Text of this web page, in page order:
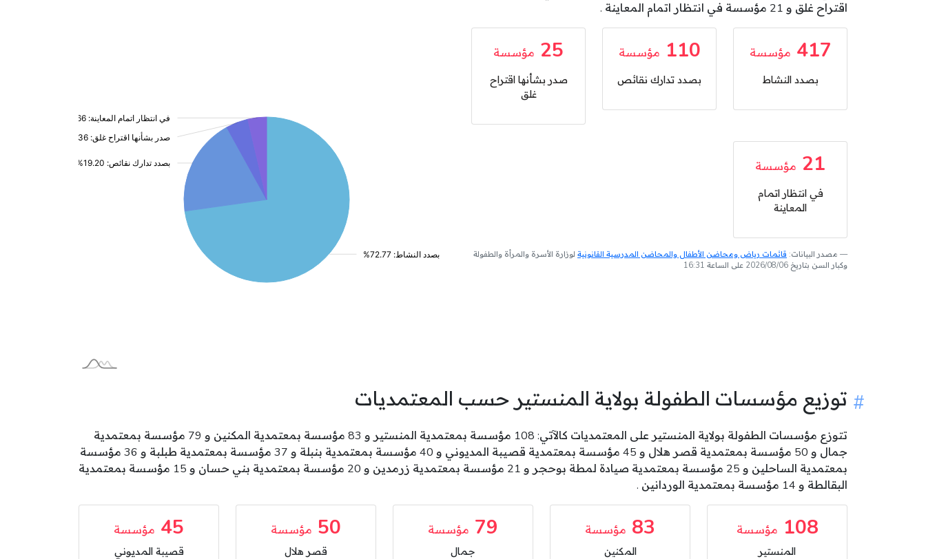
اقتراح غلق و 21 مؤسسة في انتظار اتمام المعاينة .
417 مؤسسة
بصدد النشاط
110 مؤسسة
بصدد تدارك نقائص
25 مؤسسة
صدر بشأنها اقتراح
غلق
21 مؤسسة
في انتظار اتمام
المعاينة
مصدر البيانات: قائمات رياض ومحاضن الأطفال والمحاضن المدرسية القانونية لوزارة الأسرة والمرأة والطفولة
وكبار السن بتاريخ 2026/08/06 على الساعة 16:31
توزيع مؤسسات الطفولة بولاية المنستير حسب المعتمديات
تتوزع مؤسسات الطفولة بولاية المنستير على المعتمديات كالآتي: 108 مؤسسة بمعتمدية المنستير و 83 مؤسسة بمعتمدية المكنين و 79 مؤسسة بمعتمدية
جمال و 50 مؤسسة بمعتمدية قصر هلال و 45 مؤسسة بمعتمدية قصيبة المديوني و 40 مؤسسة بمعتمدية بنبلة و 37 مؤسسة بمعتمدية طبلبة و 36 مؤسسة
بمعتمدية الساحلين و 25 مؤسسة بمعتمدية صيادة لمطة بوحجر و 21 مؤسسة بمعتمدية زرمدين و 20 مؤسسة بمعتمدية بني حسان و 15 مؤسسة بمعتمدية
البقالطة و 14 مؤسسة بمعتمدية الوردانين .
108 مؤسسة
المنستير
83 مؤسسة
المكنين
79 مؤسسة
جمال
50 مؤسسة
قصر هلال
45 مؤسسة
قصيبة المديوني